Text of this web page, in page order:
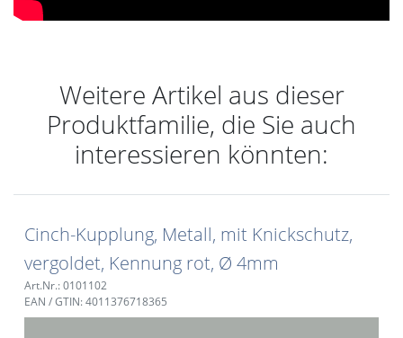
Weitere Artikel aus dieser
Produktfamilie, die Sie auch
interessieren könnten:
Cinch-Kupplung, Metall, mit Knickschutz,
vergoldet, Kennung rot, Ø 4mm
Art.Nr.: 0101102
EAN / GTIN: 4011376718365